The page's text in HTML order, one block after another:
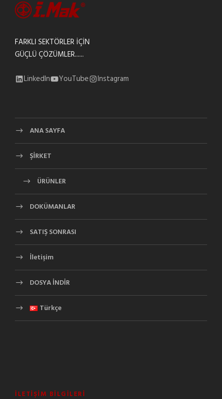
FARKLI SEKTÖRLER İÇİN
GÜÇLÜ ÇÖZÜMLER......
LinkedIn YouTube Instagram
ANA SAYFA
ŞİRKET
ÜRÜNLER
DOKÜMANLAR
SATIŞ SONRASI
İletişim
DOSYA İNDİR
Türkçe
İLETIŞIM BILGILERI